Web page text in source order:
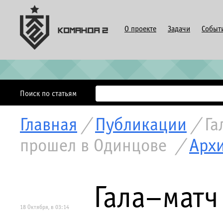
О проекте Задачи
Поиск по статьям
Главная / Публикации /
прошел в Одинцове
/
18 Октября, в 03:14